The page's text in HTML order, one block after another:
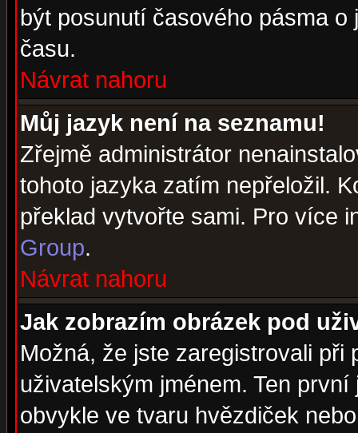
být posunutí časového pásma
času.
Návrat nahoru
Můj jazyk není na seznamu!
Zřejmě administrátor
tohoto jazyka zatím nepřeložil.
překlad vytvořte sami. Pro více
Group.
Návrat nahoru
Jak zobrazím obrázek pod
Možná, že jste zaregistrovali
uživatelským jménem. Ten
obvykle ve tvaru hvězdiček